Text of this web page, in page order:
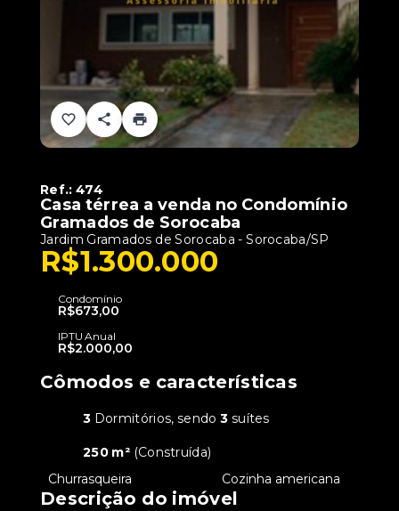
Ref.:474
Casa térrea a venda no Condomínio
Gramados de Sorocaba
Jardim Gramados de Sorocaba - Sorocaba/SP
R$1.300.000
Condomínio
R$673,00
IPTU Anual
R$2.000,00
Cômodos e características
3 Dormitórios, sendo3 suítes
250 m² (Construída)
Churrasqueira Cozinha americana
Descrição do imóvel